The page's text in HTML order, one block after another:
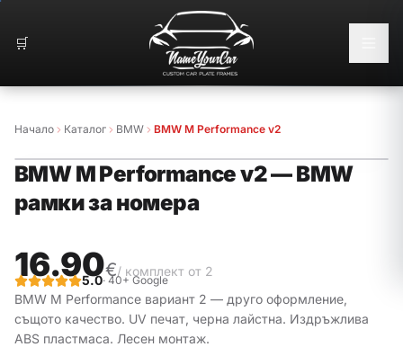
🛒
Начало Каталог BMW BMW M Performance v2
BMW M Performance v2—BMW
рамки за номера
16.90€/ комплект от 2
5.0· 40+ Google
BMW M Performance вариант 2 — друго оформление,
същото качество. UV печат, черна лайстна. Издръжлива
ABS пластмаса. Лесен монтаж.